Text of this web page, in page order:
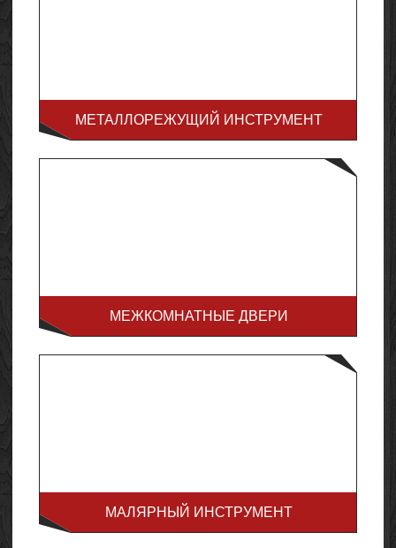
МЕТАЛЛОРЕЖУЩИЙ ИНСТРУМЕНТ
МЕЖКОМНАТНЫЕ ДВЕРИ
МАЛЯРНЫЙ ИНСТРУМЕНТ